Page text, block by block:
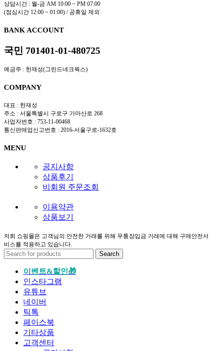
상담시간 : 월-금 AM 10:00 ~ PM 07:00
(점심시간 12:00 ~ 01:00) / 공휴일 제외
BANK ACCOUNT
국민 701401-01-480725
예금주 : 한재성(그린드네크웍스)
COMPANY
대표 : 한재성
주소 : 서울특별시 구로구 가마산로 268
사업자번호 : 753-11-00468
통신판매업신고번호 : 2016-서울구로-1632호
MENU
공지사항
상품후기
비회원 주문조회
이용약관
상품보기
저희 쇼핑몰은 고객님의 안전한 거래를 위해 무통장입금 거래에 대해 구매안전서
비스를 적용하고 있습니다.
Search
이벤트&할인🎁
인스타그램
유튜브
네이버
틱톡
페이스북
기타상품
고객센터